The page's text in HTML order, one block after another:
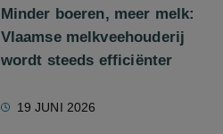
Minder boeren, meer melk:
Vlaamse melkveehouderij
wordt steeds efficiënter
19 JUNI 2026